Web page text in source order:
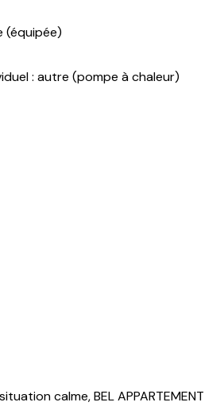
(équipée)
: autre (pompe à chaleur)
calme, BEL APPARTEMENT